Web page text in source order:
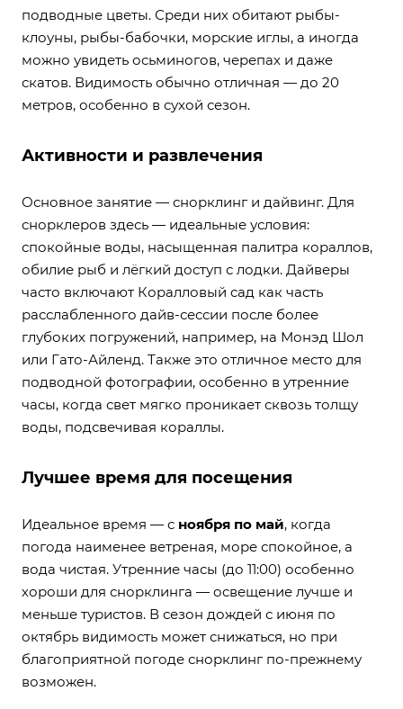
подводные цветы. Среди них обитают рыбы-
клоуны, рыбы-бабочки, морские иглы, а иногда
можно увидеть осьминогов, черепах и даже
скатов. Видимость обычно отличная — до 20
метров, особенно в сухой сезон.
Активности и развлечения
Основное занятие — снорклинг и дайвинг. Для
снорклеров здесь — идеальные условия:
спокойные воды, насыщенная палитра кораллов,
обилие рыб и лёгкий доступ с лодки. Дайверы
часто включают Коралловый сад как часть
расслабленного дайв-сессии после более
глубоких погружений, например, на Монэд Шол
или Гато-Айленд. Также это отличное место для
подводной фотографии, особенно в утренние
часы, когда свет мягко проникает сквозь толщу
воды, подсвечивая кораллы.
Лучшее время для посещения
Идеальное время — с ноября по май, когда
погода наименее ветреная, море спокойное, а
вода чистая. Утренние часы (до 11:00) особенно
хороши для снорклинга — освещение лучше и
меньше туристов. В сезон дождей с июня по
октябрь видимость может снижаться, но при
благоприятной погоде снорклинг по-прежнему
возможен.